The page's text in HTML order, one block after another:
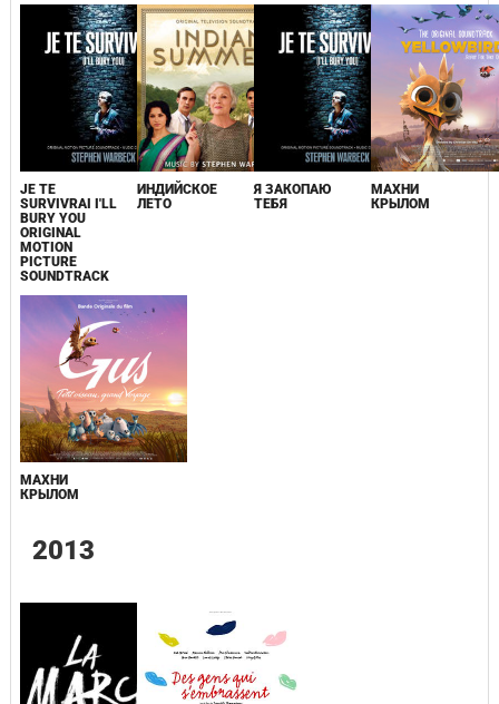
JE TE
SURVIVRAI I'LL
BURY YOU
ORIGINAL
MOTION
PICTURE
SOUNDTRACK
ИНДИЙСКОЕ
ЛЕТО
Я ЗАКОПАЮ
ТЕБЯ
МАХНИ
КРЫЛОМ
МАХНИ
КРЫЛОМ
2013